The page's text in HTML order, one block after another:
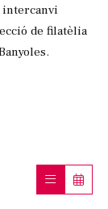
intercanvi
de filatèlia